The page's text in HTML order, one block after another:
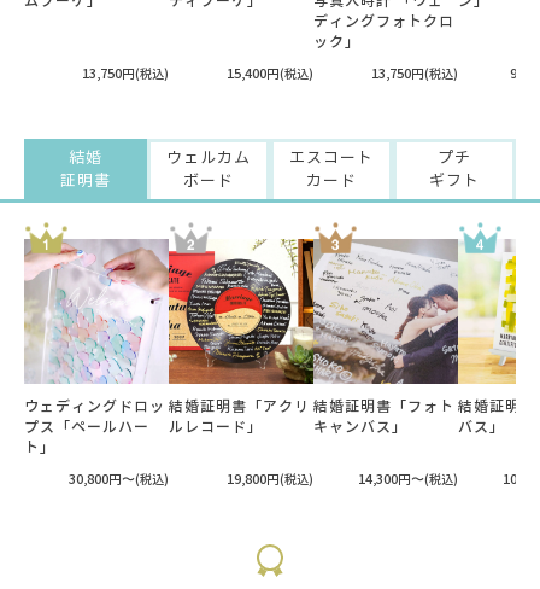
13,750円(税込) 15,400円(税込)
ディングフォトクロ
ック」
13,750円(税込)
結婚
証明書
ウェルカム
ボード
エスコート
カード
プチ
ギフト
ウェディングドロッ
プス「ペールハー
ト」
30,800円〜(税込)
結婚証明書「アクリ
ルレコード」
19,800円(税込)
結婚証明書「フォト
キャンバス」
14,300円〜(税込)
結婚証明
バス」